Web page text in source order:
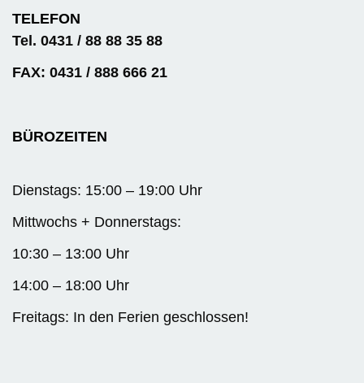
TELEFON
Tel. 0431 / 88 88 35 88
FAX: 0431 / 888 666 21
BÜROZEITEN
Dienstags: 15:00 – 19:00 Uhr
Mittwochs + Donnerstags:
10:30 – 13:00 Uhr
14:00 – 18:00 Uhr
Freitags: In den Ferien geschlossen!